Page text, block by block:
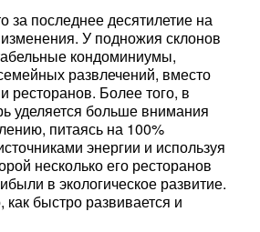
за последнее десятилетие на
У подножия склонов
кондоминиумы,
развлечений, вместо
ресторанов. Более того, в
уделяется больше внимания
питаясь на 100%
энергии и используя
несколько его ресторанов
в экологическое развитие.
как быстро развивается и